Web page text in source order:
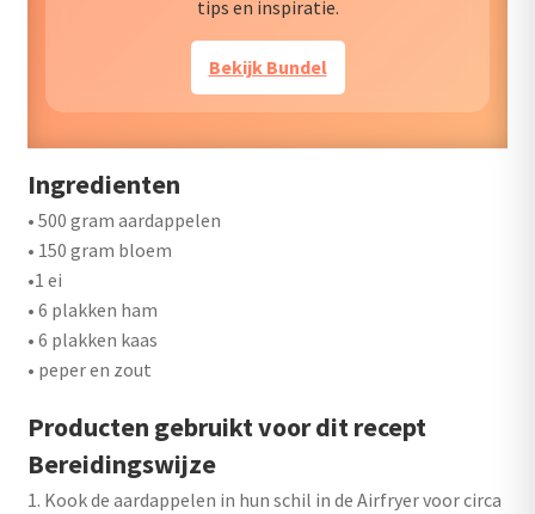
tips en inspiratie.
Bekijk Bundel
Ingredienten
• 500 gram aardappelen
• 150 gram bloem
•1 ei
• 6 plakken ham
• 6 plakken kaas
• peper en zout
Producten gebruikt voor dit recept
Bereidingswijze
1. Kook de aardappelen in hun schil in de Airfryer voor circa